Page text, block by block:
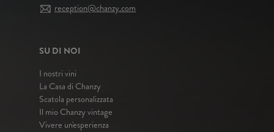
reception@chanzy.com
SU DI NOI
I nostri vini
La Casa di Chanzy
Scatola personalizzata
Il mio Chanzy vintage
Vivere un'esperienza